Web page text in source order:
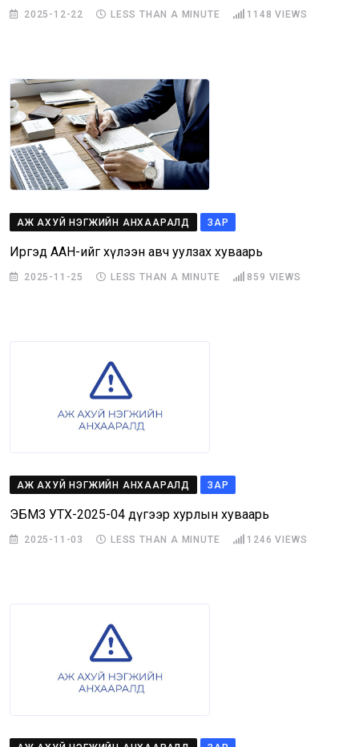
2025-12-22 LESS THAN A MINUTE 1148 VIEWS
АЖ АХУЙ НЭГЖИЙН АНХААРАЛД ЗАР
Иргэд ААН-ийг хүлээн авч уулзах хуваарь
2025-11-25 LESS THAN A MINUTE 859 VIEWS
АЖ АХУЙ НЭГЖИЙН АНХААРАЛД ЗАР
ЭБМЗ УТХ-2025-04 дүгээр хурлын хуваарь
2025-11-03 LESS THAN A MINUTE 1246 VIEWS